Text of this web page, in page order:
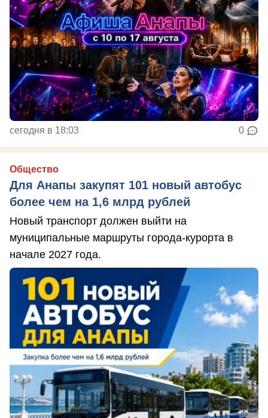
сегодня в 18:03 0
Общество
Для Анапы закупят 101 новый автобус
более чем на 1,6 млрд рублей
Новый транспорт должен выйти на
муниципальные маршруты города-курорта в
начале 2027 года.